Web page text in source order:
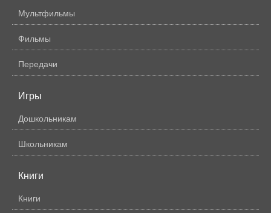
Мультфильмы
Фильмы
Передачи
Игры
Дошкольникам
Школьникам
Книги
Книги